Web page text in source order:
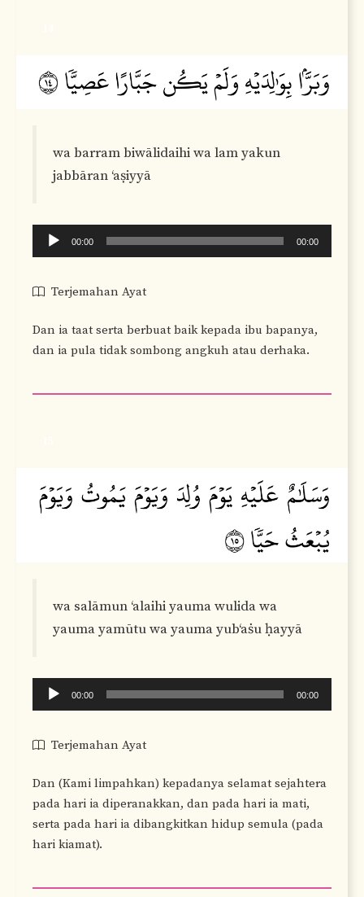
wa barram biwālidaihi wa lam yakun
jabbāran ‘aṣiyyā
Audio
Player
00:00 00:00
Terjemahan Ayat
Dan ia taat serta berbuat baik kepada ibu bapanya,
dan ia pula tidak sombong angkuh atau derhaka.
wa salāmun ‘alaihi yauma wulida wa
yauma yamūtu wa yauma yub‘aṡu ḥayyā
Audio
Player
00:00 00:00
Terjemahan Ayat
Dan (Kami limpahkan) kepadanya selamat sejahtera
pada hari ia diperanakkan, dan pada hari ia mati,
serta pada hari ia dibangkitkan hidup semula (pada
hari kiamat).